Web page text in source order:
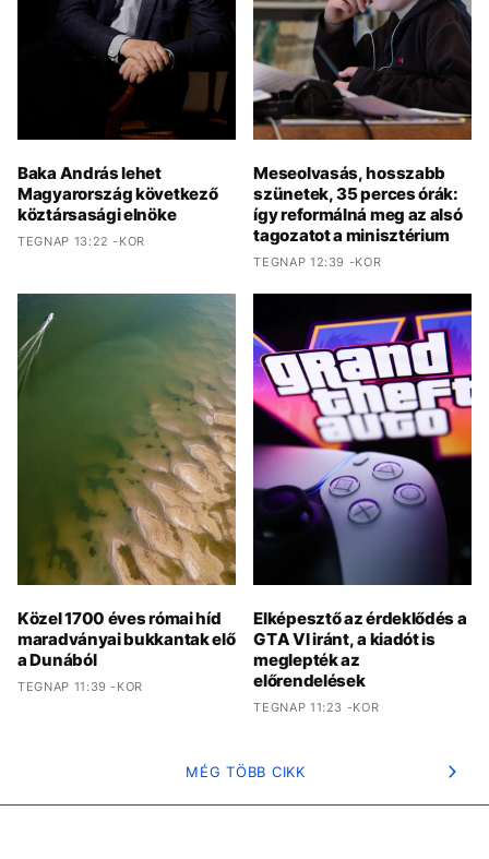
Baka András lehet
Magyarország következő
köztársasági elnöke
TEGNAP 13:22 -KOR
Meseolvasás, hosszabb
szünetek, 35 perces órák:
így reformálná meg az alsó
tagozatot a minisztérium
TEGNAP 12:39 -KOR
Közel 1700 éves római híd
maradványai bukkantak elő
a Dunából
TEGNAP 11:39 -KOR
Elképesztő az érdeklődés a
GTA VI iránt, a kiadót is
meglepték az
előrendelések
TEGNAP 11:23 -KOR
MÉG TÖBB CIKK